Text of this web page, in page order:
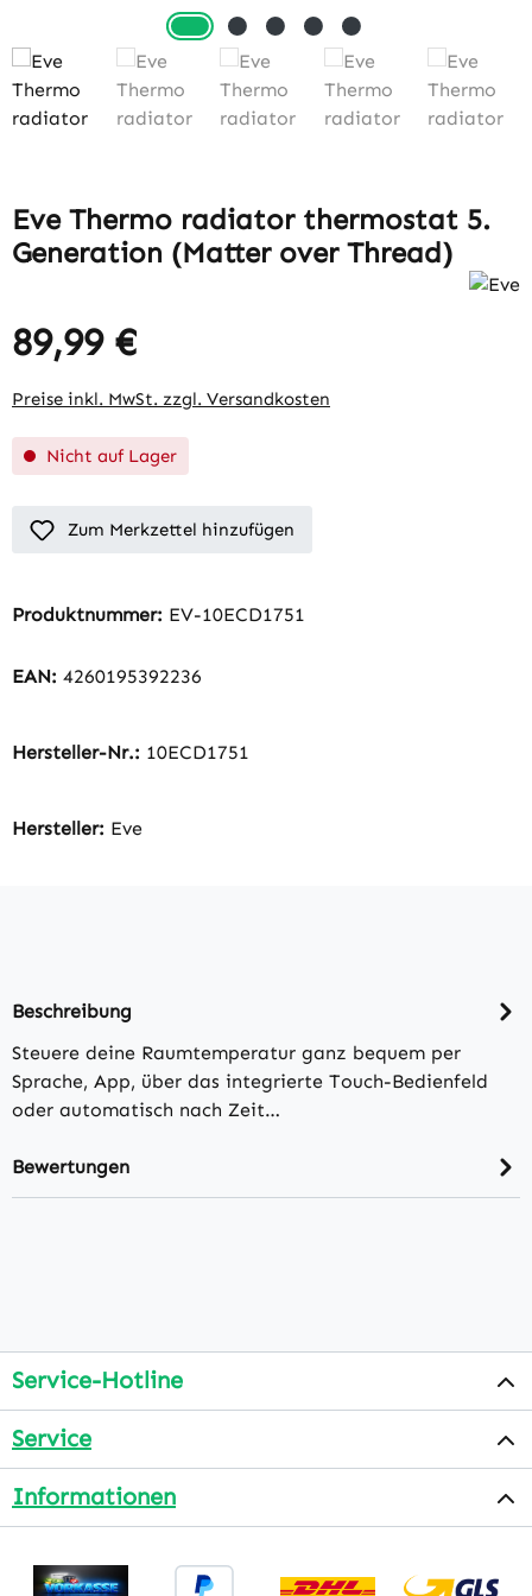
Eve Thermo radiator thermostat 5.
Generation (Matter over Thread)
89,99 €
Preise inkl. MwSt. zzgl. Versandkosten
Nicht auf Lager
Zum Merkzettel hinzufügen
Produktnummer: EV-10ECD1751
EAN: 4260195392236
Hersteller-Nr.: 10ECD1751
Hersteller: Eve
Beschreibung
Steuere deine Raumtemperatur ganz bequem per
Sprache, App, über das integrierte Touch-Bedienfeld
oder automatisch nach Zeit…
Bewertungen
Service-Hotline
Service
Informationen